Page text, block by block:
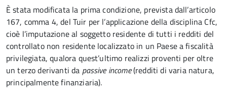
È stata modificata la prima condizione, prevista dall’articolo
167, comma 4, del Tuir per l’applicazione della disciplina Cfc,
cioè l’imputazione al soggetto residente di tutti i redditi del
controllato non residente localizzato in un Paese a fiscalità
privilegiata, qualora quest’ultimo realizzi proventi per oltre
un terzo derivanti da passive income(redditi di varia natura,
principalmente finanziaria).